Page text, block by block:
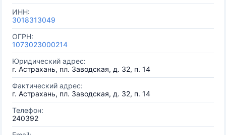
ИНН:
3018313049
ОГРН:
1073023000214
Юридический адрес:
г. Астрахань, пл. Заводская, д. 32, п. 14
Фактический адрес:
г. Астрахань, пл. Заводская, д. 32, п. 14
Телефон:
240392